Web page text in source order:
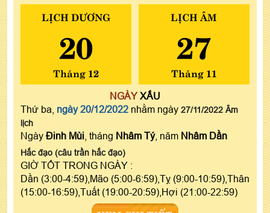
LỊCH DƯƠNG
20
Tháng 12
LỊCH ÂM
27
Tháng 11
NGÀYXẤU
Thứ ba, ngày 20/12/2022 nhằm ngày 27/11/2022 Âm
lịch
Ngày Đinh Mùi , tháng Nhâm Tý, năm Nhâm Dần
Hắc đạo (câu trần hắc đạo)
GIỜ TỐT TRONG NGÀY :
Dần (3:00-4:59),Mão (5:00-6:59),Tỵ (9:00-10:59),Thân
(15:00-16:59),Tuất (19:00-20:59),Hợi (21:00-22:59)